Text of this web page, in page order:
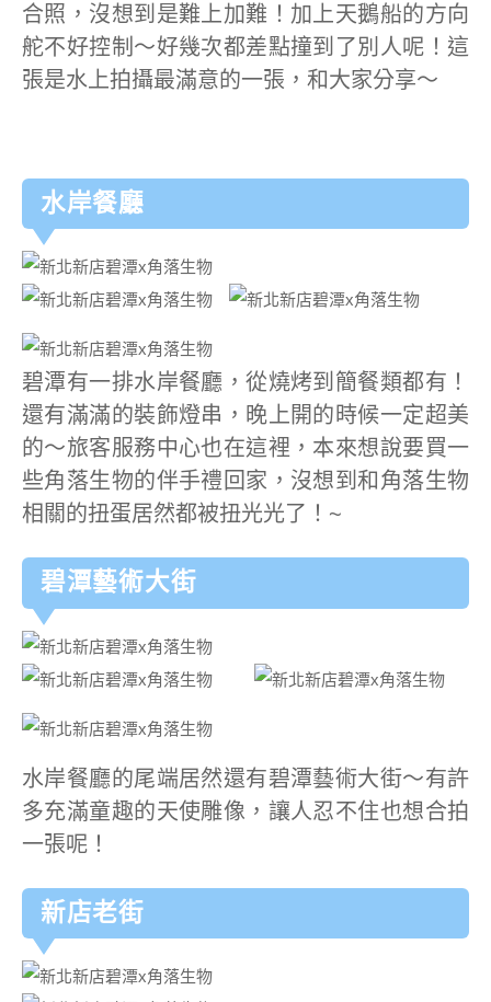
合照，沒想到是難上加難！加上天鵝船的方向
舵不好控制～好幾次都差點撞到了別人呢！這
張是水上拍攝最滿意的一張，和大家分享～
水岸餐廳
碧潭有一排水岸餐廳，從燒烤到簡餐類都有！
還有滿滿的裝飾燈串，晚上開的時候一定超美
的～旅客服務中心也在這裡，本來想說要買一
些角落生物的伴手禮回家，沒想到和角落生物
相關的扭蛋居然都被扭光光了！~
碧潭藝術大街
水岸餐廳的尾端居然還有碧潭藝術大街～有許
多充滿童趣的天使雕像，讓人忍不住也想合拍
一張呢！
新店老街